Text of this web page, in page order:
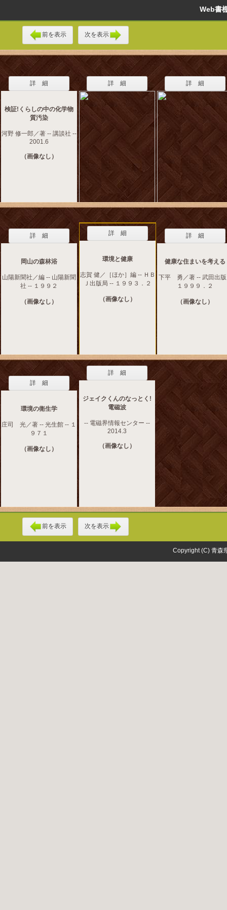
Web
前を表示 次を表示
詳 細
検証!くらしの中の化学物
質汚染
河野 修一郎／著 -- 講談社 --
2001.6
（画像なし）
詳 細 詳 細
詳 細
岡山の森林浴
山陽新聞社／編 -- 山陽新聞
社 -- １９９２
（画像なし）
詳 細
環境と健康
志賀 健／［ほか］編 -- ＨＢ
Ｊ出版局 -- １９９３．２
（画像なし）
詳 細
健康な住まいを考える
下平 勇／著 -- 武田出版
１９９９．２
（画像なし）
詳 細
環境の衛生学
庄司 光／著 -- 光生館 -- １
９７１
（画像なし）
詳 細
ジェイクくんのなっとく!
電磁波
-- 電磁界情報センター --
2014.3
（画像なし）
前を表示 次を表示
Copyright (C) 青森